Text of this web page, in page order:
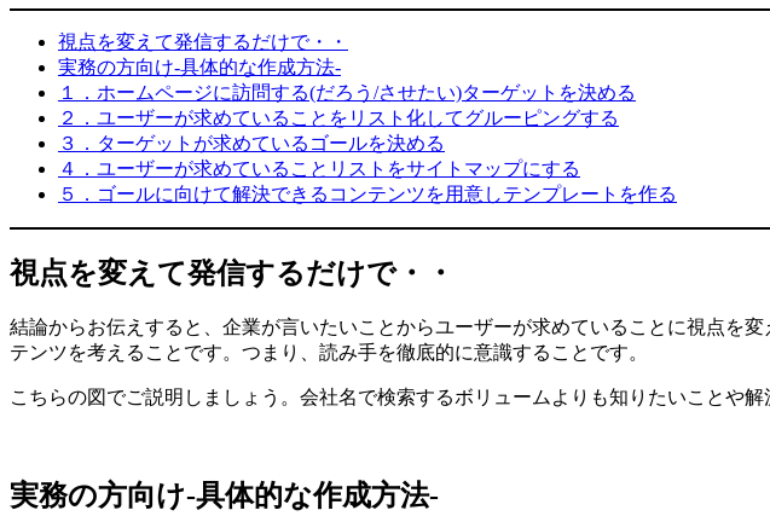
視点を変えて発信するだけで・・
実務の方向け-具体的な作成方法-
１．ホームページに訪問する(だろう/させたい)ターゲットを決める
２．ユーザーが求めていることをリスト化してグルーピングする
３．ターゲットが求めているゴールを決める
４．ユーザーが求めていることリストをサイトマップにする
５．ゴールに向けて解決できるコンテンツを用意しテンプレートを作る
視点を変えて発信するだけで・・
結論からお伝えすると、企業が言いたいことからユーザーが求めていることに視点を
テンツを考えることです。つまり、読み手を徹底的に意識することです。
こちらの図でご説明しましょう。会社名で検索するボリュームよりも知りたいことや
実務の方向け-具体的な作成方法-